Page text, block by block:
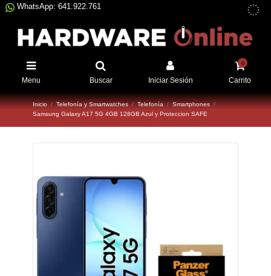
WhatsApp: 641.922.761
Menu Buscar Iniciar Sesión
0
Carrito
Inicio Telefonía y Smartwatches Telefonía
Smartphones
Samsung Galaxy A17 5G 4GB 128GB Azul y Proteccion SAFE